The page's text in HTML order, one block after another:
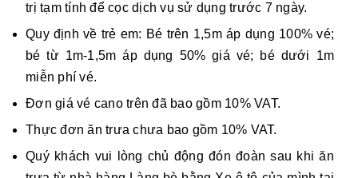
trị tạm tính để cọc dịch vụ sử dụng trước 7 ngày.
Quy định về trẻ em: Bé trên 1,5m áp dụng 100% vé;
bé từ 1m-1,5m áp dụng 50% giá vé; bé dưới 1m
miễn phí vé.
Đơn giá vé cano trên đã bao gồm 10% VAT.
Thực đơn ăn trưa chưa bao gồm 10% VAT.
Quý khách vui lòng chủ động đón đoàn sau khi ăn